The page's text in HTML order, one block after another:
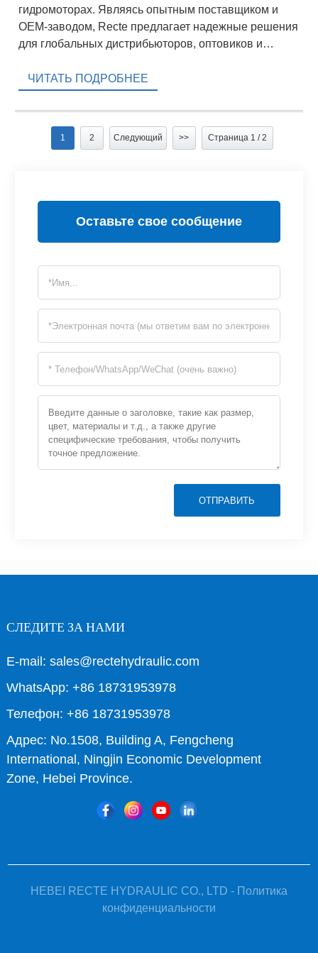
гидромоторах. Являясь опытным поставщиком и
OEM-заводом, Recte предлагает надежные решения
для глобальных дистрибьюторов, оптовиков и
промышленности.
ЧИТАТЬ ПОДРОБНЕЕ
1 2 Следующий >> Страница 1 / 2
Оставьте свое сообщение
ОТПРАВИТЬ
СЛЕДИТЕ ЗА НАМИ
E-mail: sales@rectehydraulic.com
WhatsApp: +86 18731953978
Телефон: +86 18731953978
Адрес: No.1508, Building A, Fengcheng
International, Ningjin Economic Development
Zone, Hebei Province.
HEBEI RECTE HYDRAULIC CO., LTD - Политика
конфиденциальности